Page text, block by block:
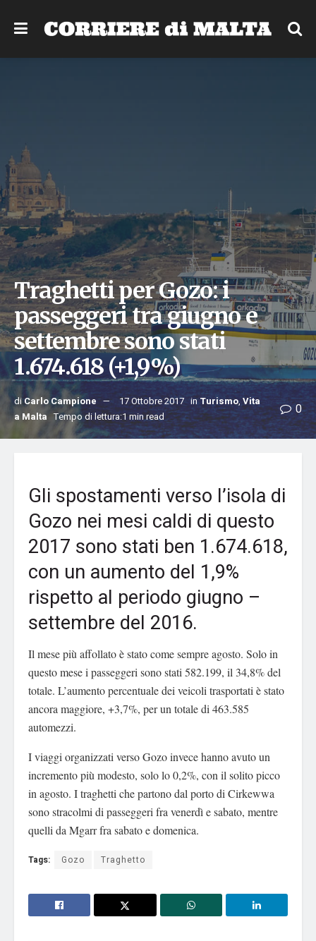
Traghetti per Gozo: i
passeggeri tra giugno e
settembre sono stati
1.674.618 (+1,9%)
di Carlo Campione 17 Ottobre 2017 in Turismo,Vita
a Malta Tempo di lettura:1 min read 0
Gli spostamenti verso l’isola di
Gozo nei mesi caldi di questo
2017 sono stati ben 1.674.618,
con un aumento del 1,9%
rispetto al periodo giugno –
settembre del 2016.
Il mese più affollato è stato come sempre agosto. Solo in
questo mese i passeggeri sono stati 582.199, il 34,8% del
totale. L’aumento percentuale dei veicoli trasportati è stato
ancora maggiore, +3,7%, per un totale di 463.585
automezzi.
I viaggi organizzati verso Gozo invece hanno avuto un
incremento più modesto, solo lo 0,2%, con il solito picco
in agosto. I traghetti che partono dal porto di Cirkewwa
sono stracolmi di passeggeri fra venerdì e sabato, mentre
quelli da Mgarr fra sabato e domenica.
Tags: Gozo Traghetto